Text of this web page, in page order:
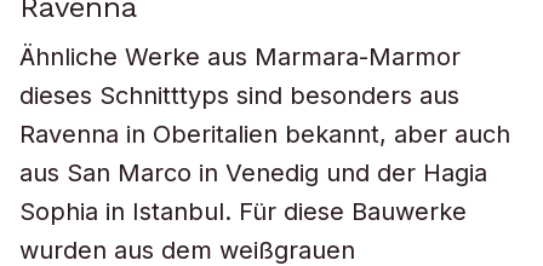
Ravenna
Ähnliche Werke aus Marmara-Marmor
dieses Schnitttyps sind besonders aus
Ravenna in Oberitalien bekannt, aber auch
aus San Marco in Venedig und der Hagia
Sophia in Istanbul. Für diese Bauwerke
wurden aus dem weißgrauen